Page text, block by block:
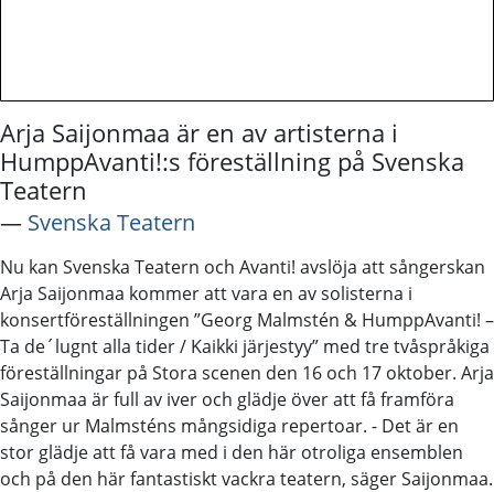
Arja Saijonmaa är en av artisterna i
HumppAvanti!:s föreställning på Svenska
Teatern
― Svenska Teatern
Nu kan Svenska Teatern och Avanti! avslöja att sångerskan
Arja Saijonmaa kommer att vara en av solisterna i
konsertföreställningen ”Georg Malmstén & HumppAvanti! –
Ta de´lugnt alla tider / Kaikki järjestyy” med tre tvåspråkiga
föreställningar på Stora scenen den 16 och 17 oktober. Arja
Saijonmaa är full av iver och glädje över att få framföra
sånger ur Malmsténs mångsidiga repertoar. - Det är en
stor glädje att få vara med i den här otroliga ensemblen
och på den här fantastiskt vackra teatern, säger Saijonmaa.